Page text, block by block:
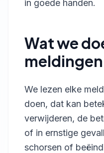
in goede handen.
Wat we
meldingen
We lezen elke
doen, dat kan
verwijderen, de
of in ernstige
schorsen of